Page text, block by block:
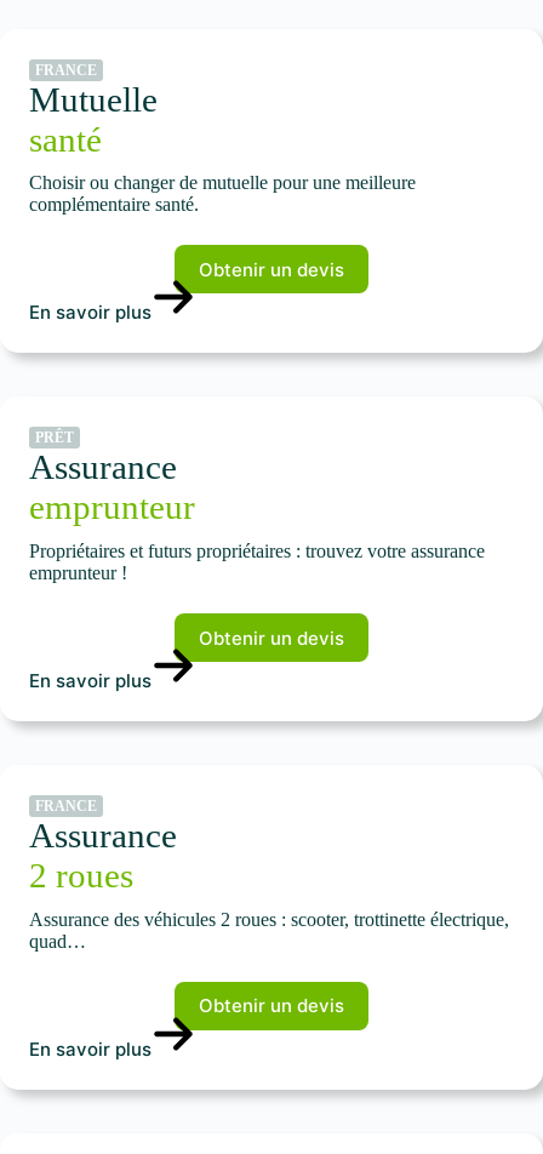
FRANCE
Mutuelle
santé
Choisir ou changer de mutuelle pour une meilleure
complémentaire santé.
Obtenir un devis
En savoir plus
PRÊT
Assurance
emprunteur
Propriétaires et futurs propriétaires : trouvez votre assurance
emprunteur !
Obtenir un devis
En savoir plus
FRANCE
Assurance
2 roues
Assurance des véhicules 2 roues : scooter, trottinette électrique,
quad…
Obtenir un devis
En savoir plus